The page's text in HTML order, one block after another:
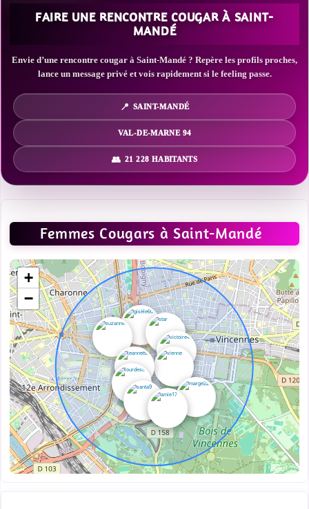
FAIRE UNE RENCONTRE COUGAR À SAINT-
MANDÉ
Envie d’une rencontre cougar à Saint-Mandé ? Repère les profils proches,
lance un message privé et vois rapidement si le feeling passe.
SAINT-MANDÉ
VAL-DE-MARNE 94
21 228 HABITANTS
Femmes Cougars à Saint-Mandé
+
−